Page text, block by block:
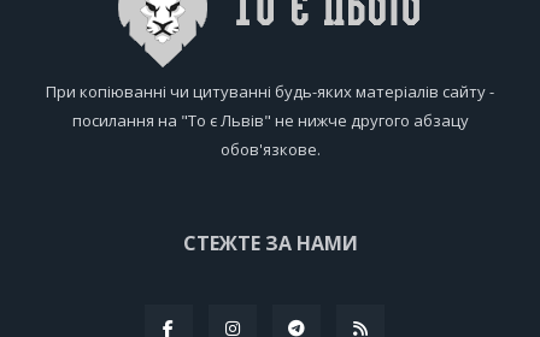
При копіюванні чи цитуванні будь-яких матеріалів сайту -
посилання на "То є Львів" не нижче другого абзацу
обов'язкове.
СТЕЖТЕ ЗА НАМИ